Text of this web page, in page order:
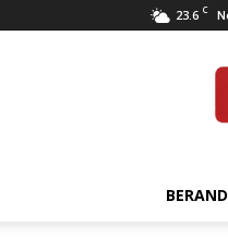
23.6 C